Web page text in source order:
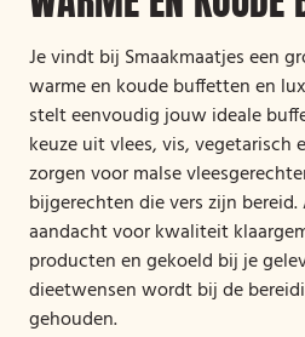
Je vindt bij Smaakmaatjes een
warme en koude buffetten en
stelt eenvoudig jouw ideale
keuze uit vlees, vis, vegetarisch
zorgen voor malse
bijgerechten die vers zijn
aandacht voor kwaliteit
producten en gekoeld bij je
dieetwensen wordt bij de
gehouden.